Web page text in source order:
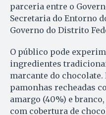
parceria entre o
Secretaria do Entorno
Governo do Distrito
O público pode
ingredientes
marcante do chocolate.
pamonhas recheadas
amargo (40%) e
com cobertura de